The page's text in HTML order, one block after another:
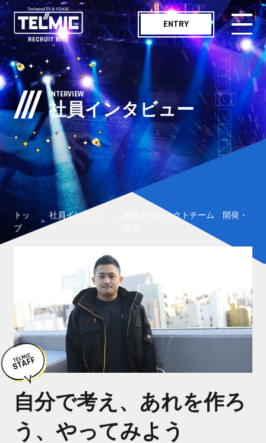
ENTRY
MESSAGE
メッセージ
WORKS
仕事紹介
JOB LIST
職種紹介
INTERVIEW
社員インタビュー
テルミックボイス
ENVIRONMENT
GUIDELINE
FAQ
よくあるご質問
ENTRY
INTERVIEW
社員インタビュー
トッ
プ
社員インタビュ
ー
開発プロジェクトチーム 開発・
自分で考え、あれを作ろ
う、やってみよう